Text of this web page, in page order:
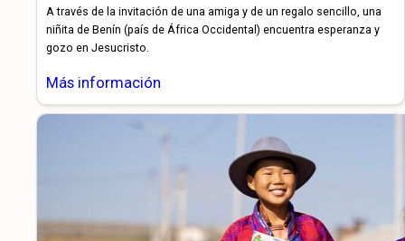
A través de la invitación de una amiga y de un regalo sencillo, una
niñita de Benín (país de África Occidental) encuentra esperanza y
gozo en Jesucristo.
Más información